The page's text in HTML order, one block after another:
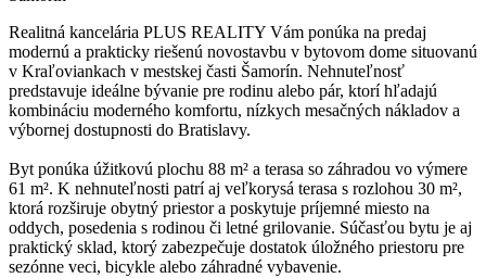
Realitná kancelária PLUS REALITY Vám ponúka na predaj
modernú a prakticky riešenú novostavbu v bytovom dome situovanú
v Kraľoviankach v mestskej časti Šamorín. Nehnuteľnosť
predstavuje ideálne bývanie pre rodinu alebo pár, ktorí hľadajú
kombináciu moderného komfortu, nízkych mesačných nákladov a
výbornej dostupnosti do Bratislavy.
Byt ponúka úžitkovú plochu 88 m² a terasa so záhradou vo výmere
61 m². K nehnuteľnosti patrí aj veľkorysá terasa s rozlohou 30 m²,
ktorá rozširuje obytný priestor a poskytuje príjemné miesto na
oddych, posedenia s rodinou či letné grilovanie. Súčasťou bytu je aj
praktický sklad, ktorý zabezpečuje dostatok úložného priestoru pre
sezónne veci, bicykle alebo záhradné vybavenie.